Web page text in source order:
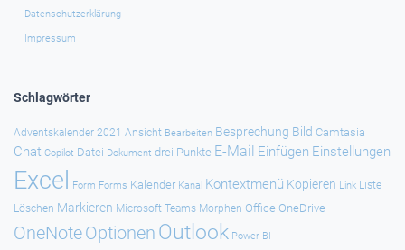
Datenschutzerklärung
Impressum
Schlagwörter
Adventskalender 2021 Ansicht Bearbeiten Besprechung Bild Camtasia
Chat Copilot Datei Dokument drei Punkte E-Mail Einfügen Einstellungen
Excel Form Forms Kalender Kanal Kontextmenü Kopieren Link Liste
Löschen Markieren Microsoft Teams Morphen Office OneDrive
OneNoteOptionen Outlook Power BI